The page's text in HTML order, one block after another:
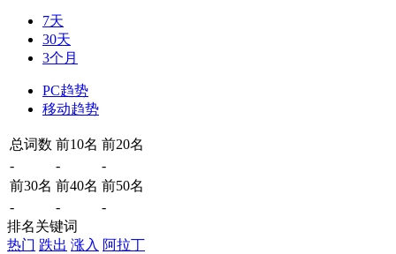
7天
30天
3个月
PC趋势
移动趋势
总词数 前10名 前20名
-
-
-
前30名 前40名 前50名
-
-
-
排名关键词
热门 跌出 涨入 阿拉丁